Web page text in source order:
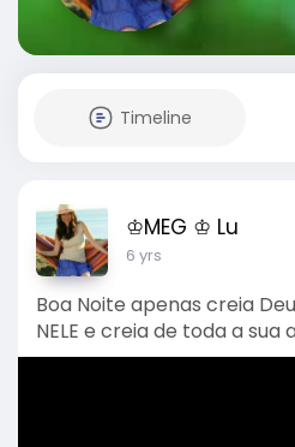
Timeline
♔MEG ♔ Lu
6 yrs
Boa Noite apenas creia
NELE e creia de toda a